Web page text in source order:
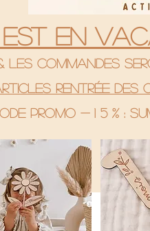
en
les commandes
rentrée des
promo - 1 5 % :